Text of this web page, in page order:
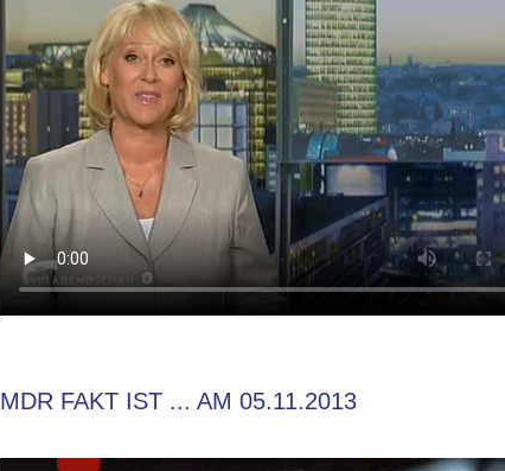
MDR FAKT IST ... AM 05.11.2013